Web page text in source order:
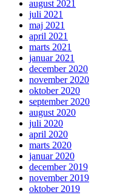
august 2021
juli 2021
maj 2021
april 2021
marts 2021
januar 2021
december 2020
november 2020
oktober 2020
september 2020
august 2020
juli 2020
april 2020
marts 2020
januar 2020
december 2019
november 2019
oktober 2019